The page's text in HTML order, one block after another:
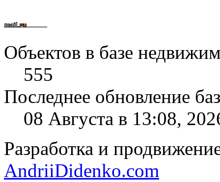
Объектов в базе
555
Последнее обновление
08 Августа в 13:08,
Разработка и
AndriiDidenko.com